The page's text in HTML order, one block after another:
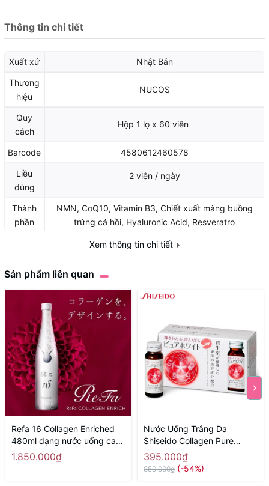
Thông tin chi tiết
Xuất xứ Nhật Bản
Thương
hiệu
NUCOS
Quy
cách
Hộp 1 lọ x 60 viên
Barcode 4580612460578
Liều
dùng
2 viên / ngày
Thành
phần
NMN, CoQ10, Vitamin B3, Chiết xuất màng buồng
trứng cá hồi, Hyaluronic Acid, Resveratro
Chống lão hóa từ cấp DNA, tái tạo năng lượng tế bào,
Xem thông tin chi tiết
Sản phẩm liên quan
Refa 16 Collagen Enriched
480ml dạng nước uống cao
cấp của Nhật
1.850.000₫
Nước Uống Trắng Da
Shiseido Collagen Pure
White Nhật Bản 50ml x 10 lọ
395.000₫
850.000₫ (-54%)